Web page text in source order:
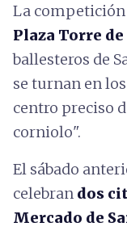
La
Plaza Torre
ballesteros de
se turnan en
centro preciso
corniolo".
El sábado
celebran dos
Mercado de